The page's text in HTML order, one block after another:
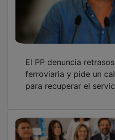
ferroviaria y pide un
para recuperar el